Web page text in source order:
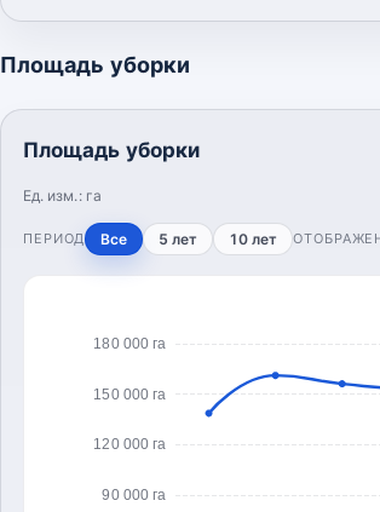
Площадь уборки
Площадь уборки
Ед. изм.: га
ПЕРИОД Все 5 лет 10 лет
90 000 га
120 000 га
150 000 га
180 000 га